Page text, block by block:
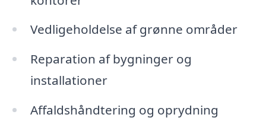
Vedligeholdelse af grønne områder
Reparation af bygninger og
installationer
Affaldshåndtering og oprydning